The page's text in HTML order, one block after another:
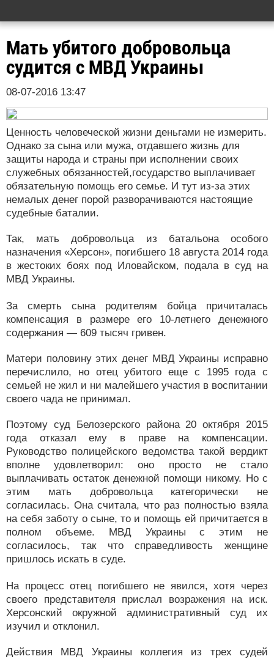
Мать убитого добровольца
судится с МВД Украины
08-07-2016 13:47
Ценность человеческой жизни деньгами не измерить.
Однако за сына или мужа, отдавшего жизнь для
защиты народа и страны при исполнении своих
служебных обязанностей,государство выплачивает
обязательную помощь его семье. И тут из-за этих
немалых денег порой разворачиваются настоящие
судебные баталии.
Так, мать добровольца из батальона особого
назначения «Херсон», погибшего 18 августа 2014 года
в жестоких боях под Иловайском, подала в суд на
МВД Украины.
За смерть сына родителям бойца причиталась
компенсация в размере его 10-летнего денежного
содержания — 609 тысяч гривен.
Матери половину этих денег МВД Украины исправно
перечислило, но отец убитого еще с 1995 года с
семьей не жил и ни малейшего участия в воспитании
своего чада не принимал.
Поэтому суд Белозерского района 20 октября 2015
года отказал ему в праве на компенсации.
Руководство полицейского ведомства такой вердикт
вполне удовлетворил: оно просто не стало
выплачивать остаток денежной помощи никому. Но с
этим мать добровольца категорически не
согласилась. Она считала, что раз полностью взяла
на себя заботу о сыне, то и помощь ей причитается в
полном объеме. МВД Украины с этим не
согласилось, так что справедливость женщине
пришлось искать в суде.
На процесс отец погибшего не явился, хотя через
своего представителя прислал возражения на иск.
Херсонский окружной административный суд их
изучил и отклонил.
Действия МВД Украины коллегия из трех судей